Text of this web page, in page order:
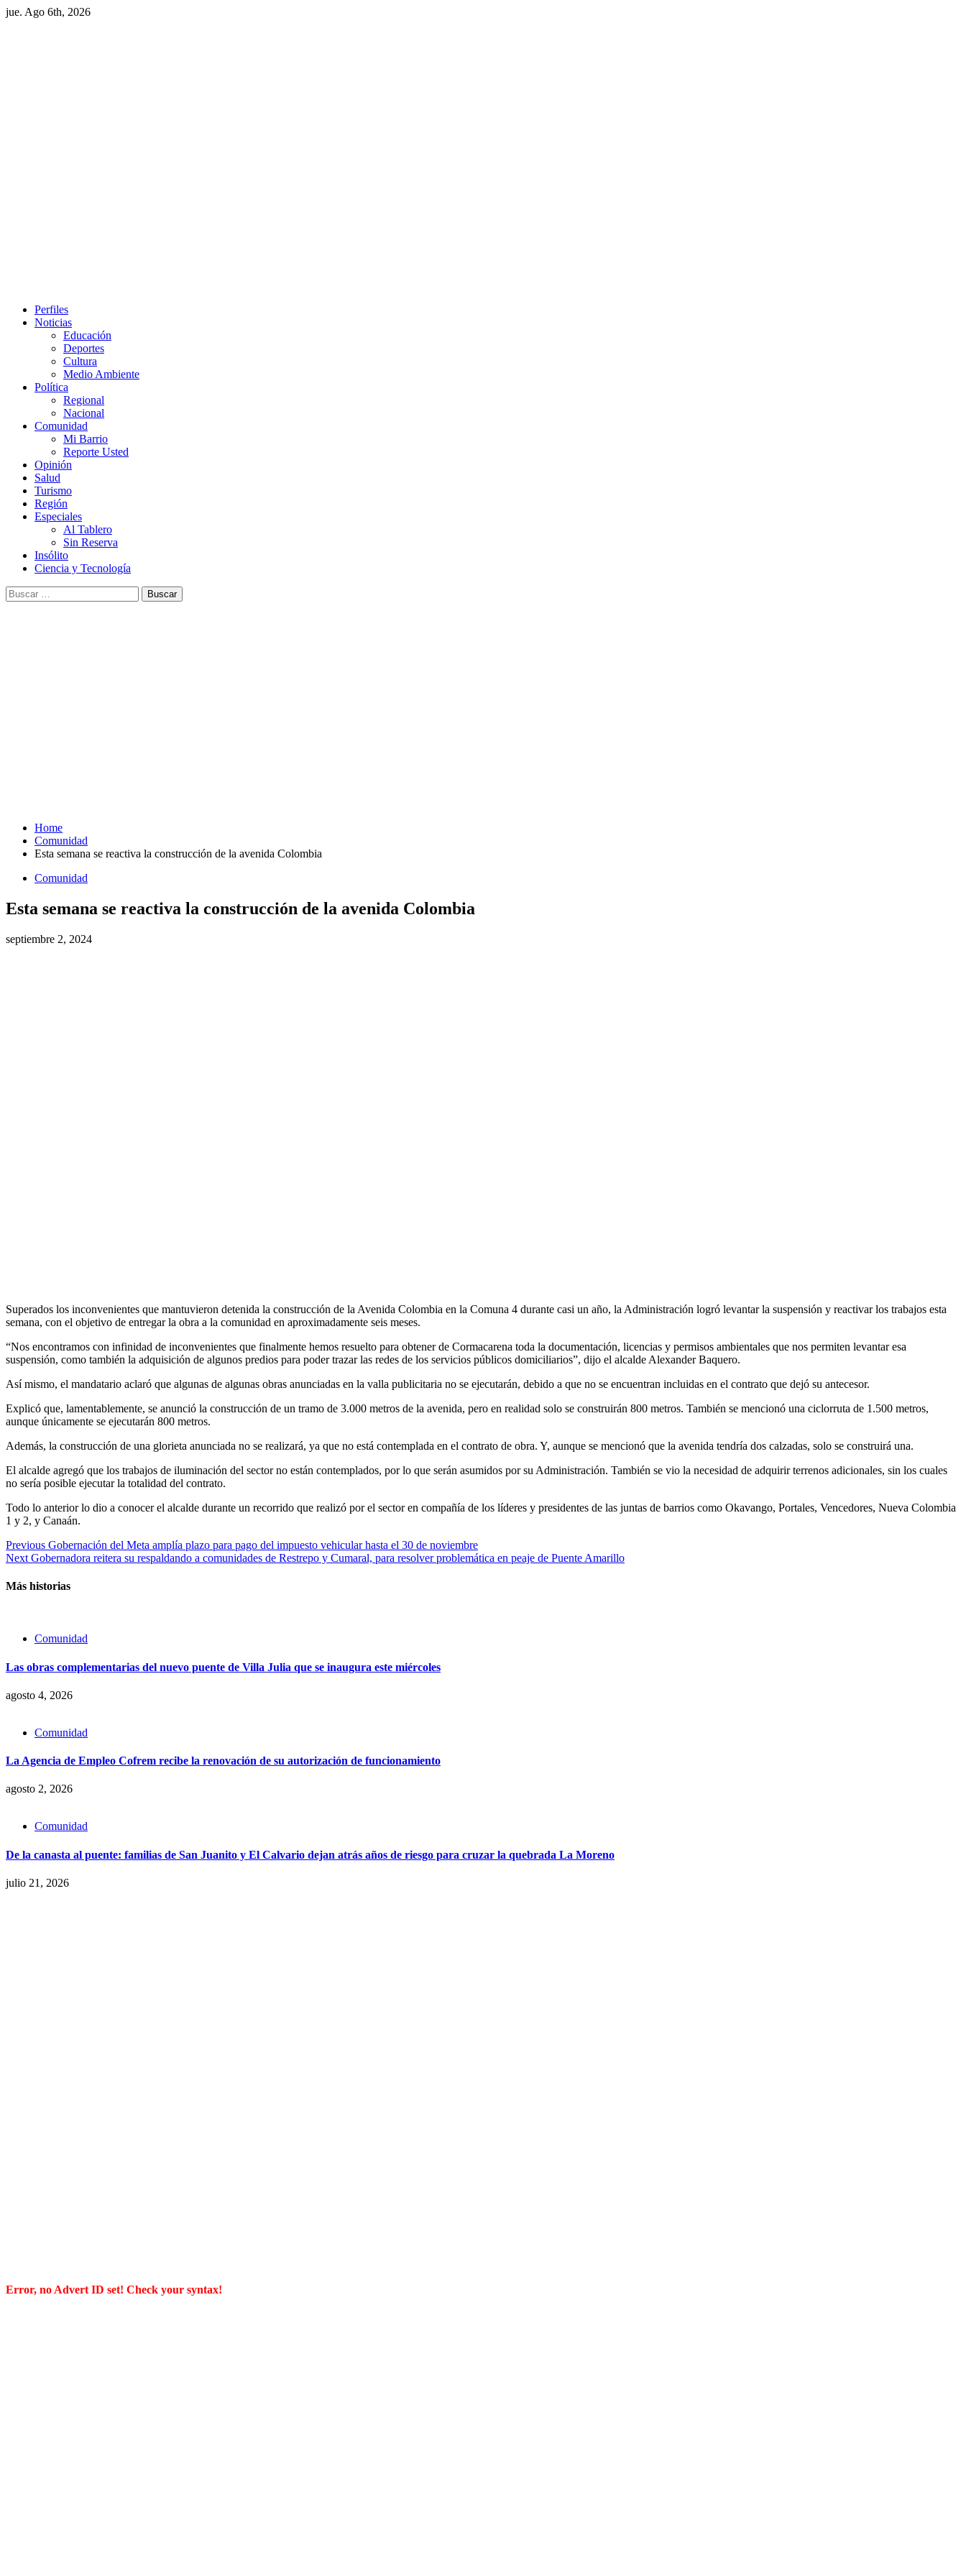
jue. Ago 6th, 2026
Perfiles
Noticias
Educación
Deportes
Cultura
Medio Ambiente
Política
Regional
Nacional
Comunidad
Mi Barrio
Reporte Usted
Opinión
Salud
Turismo
Región
Especiales
Al Tablero
Sin Reserva
Insólito
Ciencia y Tecnología
Home
Comunidad
Esta semana se reactiva la construcción de la avenida Colombia
Comunidad
Esta semana se reactiva la construcción de la avenida Colombia
septiembre 2, 2024
Superados los inconvenientes que mantuvieron detenida la construcción de la Avenida Colombia en la Comuna 4 durante casi un año, la Administración logró levantar la suspensión y reactivar los trabajos esta
semana, con el objetivo de entregar la obra a la comunidad en aproximadamente seis meses.
“Nos encontramos con infinidad de inconvenientes que finalmente hemos resuelto para obtener de Cormacarena toda la documentación, licencias y permisos ambientales que nos permiten levantar esa
suspensión, como también la adquisición de algunos predios para poder trazar las redes de los servicios públicos domiciliarios”, dijo el alcalde Alexander Baquero.
Así mismo, el mandatario aclaró que algunas de algunas obras anunciadas en la valla publicitaria no se ejecutarán, debido a que no se encuentran incluidas en el contrato que dejó su antecesor.
Explicó que, lamentablemente, se anunció la construcción de un tramo de 3.000 metros de la avenida, pero en realidad solo se construirán 800 metros. También se mencionó una ciclorruta de 1.500 metros,
aunque únicamente se ejecutarán 800 metros.
Además, la construcción de una glorieta anunciada no se realizará, ya que no está contemplada en el contrato de obra. Y, aunque se mencionó que la avenida tendría dos calzadas, solo se construirá una.
El alcalde agregó que los trabajos de iluminación del sector no están contemplados, por lo que serán asumidos por su Administración. También se vio la necesidad de adquirir terrenos adicionales, sin los cuales
no sería posible ejecutar la totalidad del contrato.
Todo lo anterior lo dio a conocer el alcalde durante un recorrido que realizó por el sector en compañía de los líderes y presidentes de las juntas de barrios como Okavango, Portales, Vencedores, Nueva Colombia
1 y 2, y Canaán.
Previous Gobernación del Meta amplía plazo para pago del impuesto vehicular hasta el 30 de noviembre
Next Gobernadora reitera su respaldando a comunidades de Restrepo y Cumaral, para resolver problemática en peaje de Puente Amarillo
Más historias
Comunidad
Las obras complementarias del nuevo puente de Villa Julia que se inaugura este miércoles
agosto 4, 2026
Comunidad
La Agencia de Empleo Cofrem recibe la renovación de su autorización de funcionamiento
agosto 2, 2026
Comunidad
De la canasta al puente: familias de San Juanito y El Calvario dejan atrás años de riesgo para cruzar la quebrada La Moreno
julio 21, 2026
Error, no Advert ID set! Check your syntax!